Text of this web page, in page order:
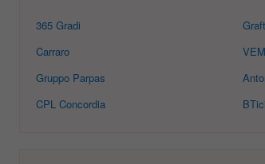
365 Gradi
Carraro
Gruppo Parpas
CPL Concordia